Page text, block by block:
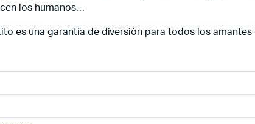
los humanos…
es una garantía de diversión para todos los amantes